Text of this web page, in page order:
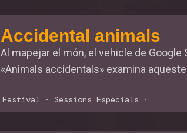
Accidental animals
Al mapejar el món, el vehicle de
«Animals accidentals» examina
Festival · Sessions Especials ·